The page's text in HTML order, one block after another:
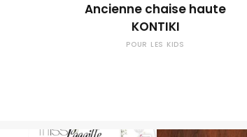
Ancienne chaise haute
KONTIKI
POUR LES KIDS